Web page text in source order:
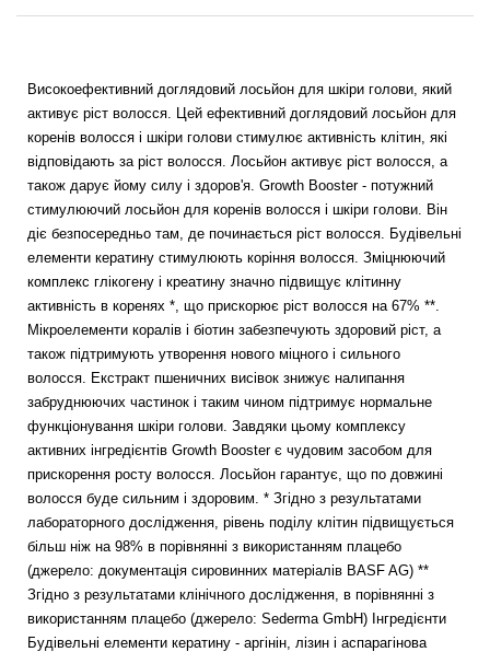
Високоефективний доглядовий лосьйон для шкіри голови, який
активує ріст волосся. Цей ефективний доглядовий лосьйон для
коренів волосся і шкіри голови стимулює активність клітин, які
відповідають за ріст волосся. Лосьйон активує ріст волосся, а
також дарує йому силу і здоров'я. Growth Booster - потужний
стимулюючий лосьйон для коренів волосся і шкіри голови. Він
діє безпосередньо там, де починається ріст волосся. Будівельні
елементи кератину стимулюють коріння волосся. Зміцнюючий
комплекс глікогену і креатину значно підвищує клітинну
активність в коренях *, що прискорює ріст волосся на 67% **.
Мікроелементи коралів і біотин забезпечують здоровий ріст, а
також підтримують утворення нового міцного і сильного
волосся. Екстракт пшеничних висівок знижує налипання
забруднюючих частинок і таким чином підтримує нормальне
функціонування шкіри голови. Завдяки цьому комплексу
активних інгредієнтів Growth Booster є чудовим засобом для
прискорення росту волосся. Лосьйон гарантує, що по довжині
волосся буде сильним і здоровим. * Згідно з результатами
лабораторного дослідження, рівень поділу клітин підвищується
більш ніж на 98% в порівнянні з використанням плацебо
(джерело: документація сировинних матеріалів BASF AG) **
Згідно з результатами клінічного дослідження, в порівнянні з
використанням плацебо (джерело: Sederma GmbH) Інгредієнти
Будівельні елементи кератину - аргінін, лізин і аспарагінова